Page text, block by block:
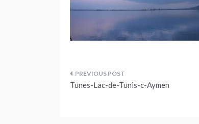
Navegação
Tunes-Lac-de-Tunis-c-Aymen